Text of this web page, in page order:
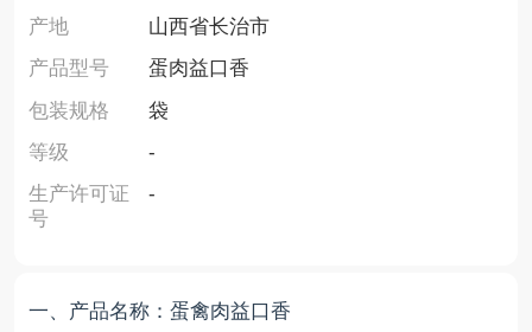
产地
山西省长治市
产品型号
蛋肉益口香
包装规格
袋
等级
-
生产许可证
号
-
一、产品名称：蛋禽肉益口香